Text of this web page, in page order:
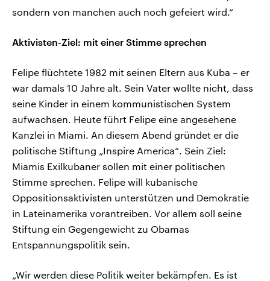
sondern von manchen auch noch gefeiert wird.“
Aktivisten-Ziel: mit einer Stimme sprechen
Felipe flüchtete 1982 mit seinen Eltern aus Kuba – er
war damals 10 Jahre alt. Sein Vater wollte nicht, dass
seine Kinder in einem kommunistischen System
aufwachsen. Heute führt Felipe eine angesehene
Kanzlei in Miami. An diesem Abend gründet er die
politische Stiftung „Inspire America“. Sein Ziel:
Miamis Exilkubaner sollen mit einer politischen
Stimme sprechen. Felipe will kubanische
Oppositionsaktivisten unterstützen und Demokratie
in Lateinamerika vorantreiben. Vor allem soll seine
Stiftung ein Gegengewicht zu Obamas
Entspannungspolitik sein.
„Wir werden diese Politik weiter bekämpfen. Es ist